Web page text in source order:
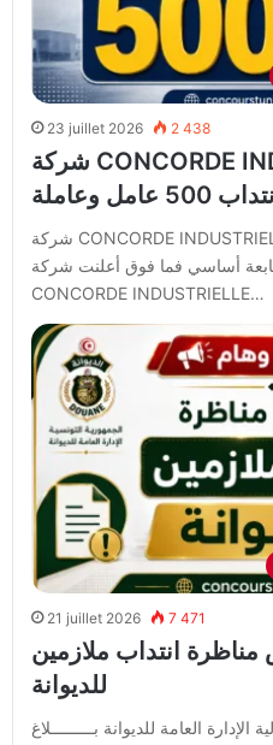
23 juillet 2026 2 438
شركة CONCORDE INDUSTRIELLE تفتح باب
وعاملة
شركة CONCORDE INDUSTRIELLE تفتح باب الانتداب لانتداب
أساسي فما فوق أعلنت شركة
CONCORDE INDUSTRIELLE…
21 juillet 2026 7 471
انتداب ملازمين
للديوانة
العامة للديوانة بـــــــــلاغ